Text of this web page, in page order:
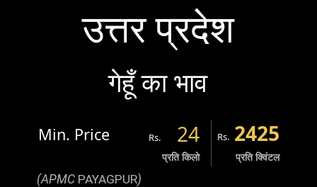
उत्तर प्रदेश
गेहूँ का भाव
प्रति किलो
24
Rs.
प्रति क्विंटल
2425
Rs.
(APMC PAYAGPUR)
Min. Price